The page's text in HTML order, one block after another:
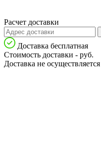
Расчет доставки
Доставка бесплатная
Стоимость доставки - руб.
Доставка не осуществляется